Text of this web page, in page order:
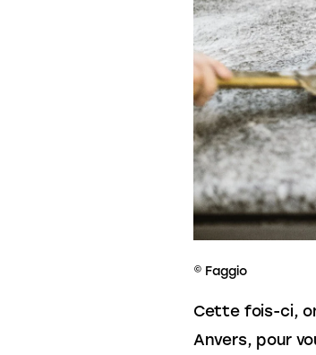
© Faggio
Cette fois-ci,
Anvers, pour